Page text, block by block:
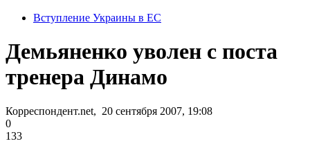
Вступление Украины в ЕС
Демьяненко уволен с поста
тренера Динамо
Корреспондент.net, 20 сентября 2007, 19:08
0
133